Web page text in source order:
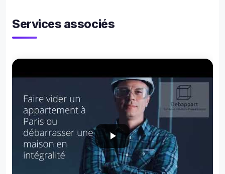
Services associés